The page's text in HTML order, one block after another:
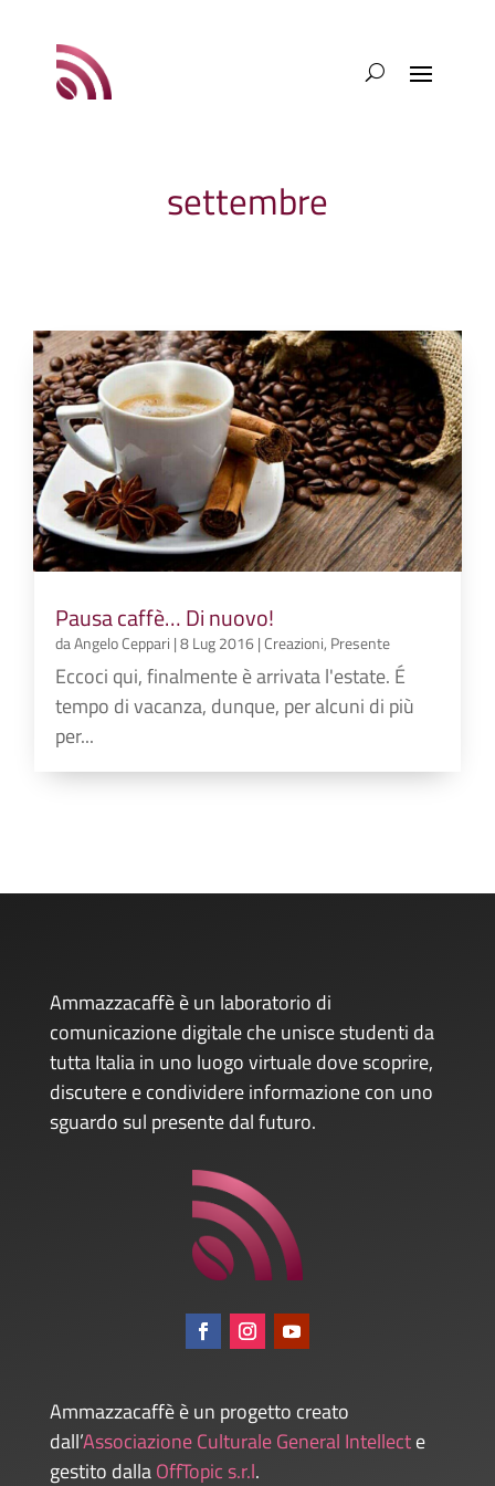
settembre
Pausa caffè… Di nuovo!
daAngelo Ceppari |8 Lug 2016|Creazioni, Presente
Eccoci qui, finalmente è arrivata l'estate. É
tempo di vacanza, dunque, per alcuni di più
per...
Ammazzacaffè è un laboratorio di
comunicazione digitale che unisce studenti da
tutta Italia in uno luogo virtuale dove scoprire,
discutere e condividere informazione con uno
sguardo sul presente dal futuro.
Ammazzacaffè è un progetto creato
dall’Associazione Culturale General Intellecte
gestito dallaOffTopic s.r.l.